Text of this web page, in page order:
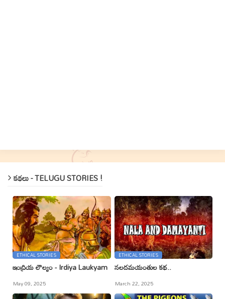
కథలు - TELUGU STORIES !
ETHICAL STORIES
ఇంద్రియ లౌల్యం - Irdiya Laukyam
May 09, 2025
ETHICAL STORIES
నలదమయంతుల కథ..
March 22, 2025